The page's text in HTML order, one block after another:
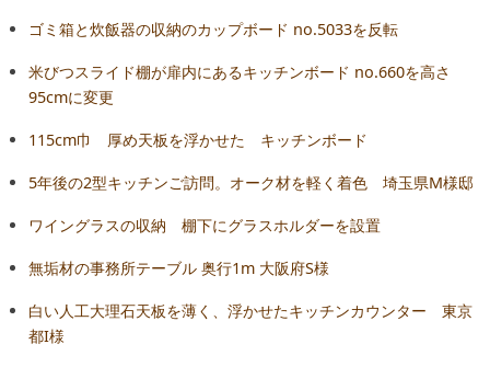
ゴミ箱と炊飯器の収納のカップボード no.5033を反転
米びつスライド棚が扉内にあるキッチンボード no.660を高さ
95cmに変更
115cm巾 厚め天板を浮かせた キッチンボード
5年後の2型キッチンご訪問。オーク材を軽く着色 埼玉県M様邸
ワイングラスの収納 棚下にグラスホルダーを設置
無垢材の事務所テーブル 奥行1m 大阪府S様
白い人工大理石天板を薄く、浮かせたキッチンカウンター 東京
都I様